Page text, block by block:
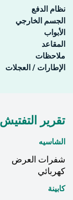
نظام الدفع
الجسم الخارجي
الأبواب
المقاعد
ملاحظات
الإطارات / العجلات
تقرير التفتيش
الشاسيه
شفرات العرض
كهربائي
كابينة